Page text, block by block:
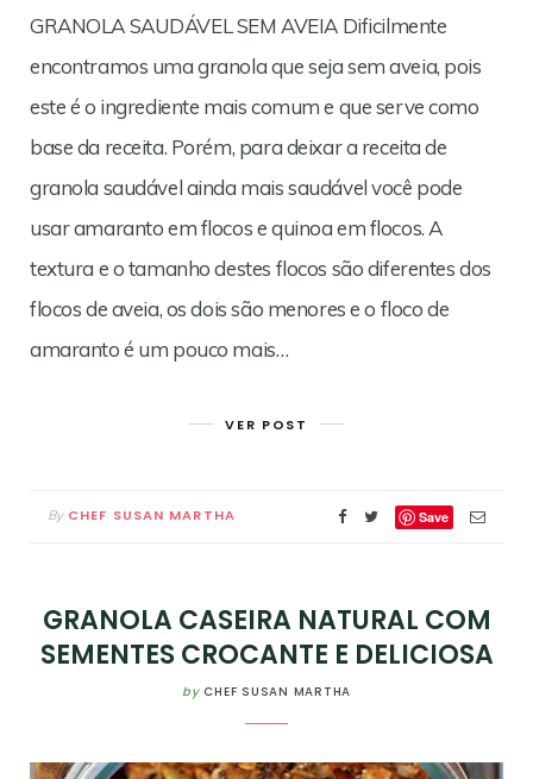
GRANOLA SAUDÁVEL SEM AVEIA Dificilmente
encontramos uma granola que seja sem aveia, pois
este é o ingrediente mais comum e que serve como
base da receita. Porém, para deixar a receita de
granola saudável ainda mais saudável você pode
usar amaranto em flocos e quinoa em flocos. A
textura e o tamanho destes flocos são diferentes dos
flocos de aveia, os dois são menores e o floco de
amaranto é um pouco mais…
VER POST
By CHEF SUSAN MARTHA Save
GRANOLA CASEIRA NATURAL COM
SEMENTES CROCANTE E DELICIOSA
by CHEF SUSAN MARTHA